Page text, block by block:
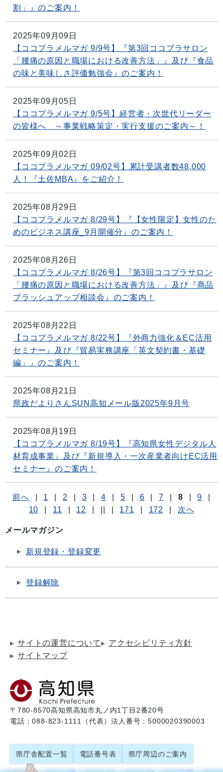
割」』のご案内！
2025年09月09日
【ココプラメルマガ 9/9号】『第3回ココプラサロン
「腰痛の原因と職場における改善方法」』及び『食品
の味と美味しさ評価勉強会』のご案内！
2025年09月05日
【ココプラメルマガ 9/5号】経営者・次世代リーダー
の皆様へ ～事業戦略策定・実行支援のご案内～！
2025年09月02日
【ココプラメルマガ 09/02号】累計受講者数48,000
人！『土佐MBA』をご紹介！
2025年08月29日
【ココプラメルマガ 8/29号】『【女性限定】女性のた
めのビジネス講座_9月開催分』のご案内！
2025年08月26日
【ココプラメルマガ 8/26号】『第3回ココプラサロン
「腰痛の原因と職場における改善方法」』及び『商品
ブラッシュアップ相談会』のご案内！
2025年08月22日
【ココプラメルマガ 8/22号】『外商力強化＆EC活用
セミナー』及び『貿易実務講座「英文契約書・基礎
編」』のご案内！
2025年08月21日
県政だよりさんSUN高知メール版2025年9月号
2025年08月19日
【ココプラメルマガ 8/19号】『高知県女性デジタル人
材育成事業』及び『新規導入・一次産業者向けEC活用
セミナー』のご案内！
前へ 1 2 3 4 5 6 7 8 9
10
11 12 171 172 次へ
メールマガジン
新規登録・登録変更
登録解除
サイトの運営について
アクセシビリティ方針
サイトマップ
〒780-8570高知県高知市丸ノ内1丁目2番20号
電話：088-823-1111（代表）法人番号：5000020390003
県庁舎配置一覧 電話番号表 県庁周辺のご案内